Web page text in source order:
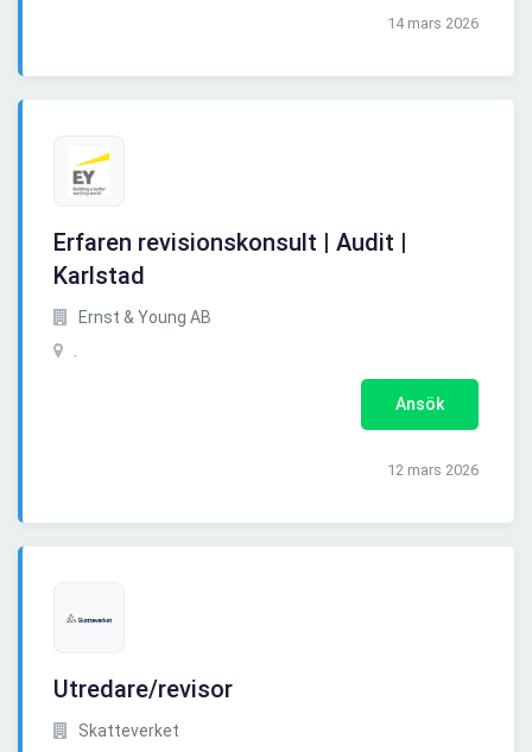
14 mars 2026
Erfaren revisionskonsult | Audit |
Karlstad
Ernst & Young AB
.
Ansök
12 mars 2026
Utredare/revisor
Skatteverket